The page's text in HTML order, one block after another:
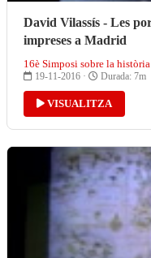
David Vilassís - Les
impreses a Madrid
16è Simposi sobre la
19-11-2016 · Durada: 7m
VISUALITZA